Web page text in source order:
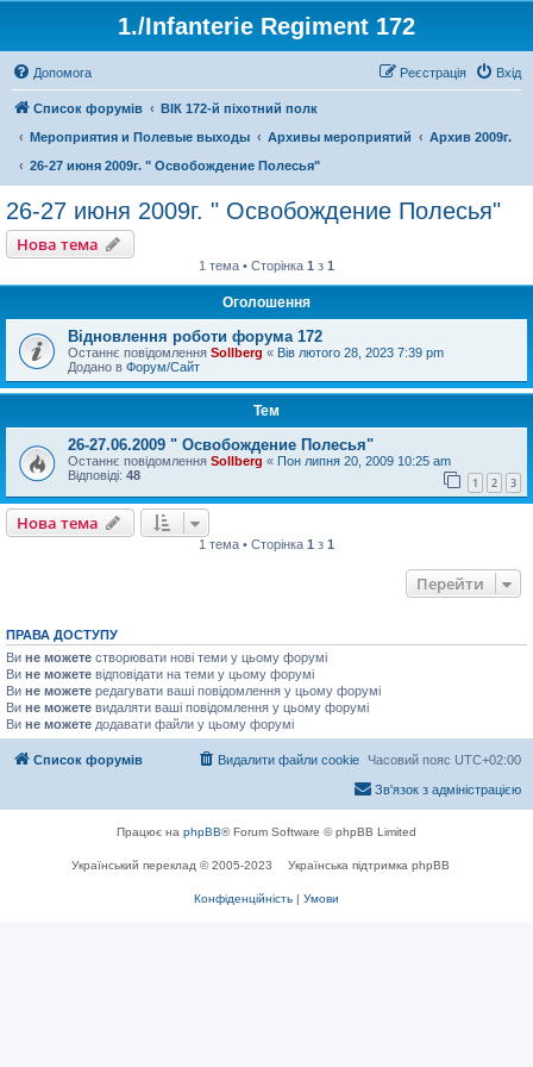
1./Infanterie Regiment 172
Допомога Вхід
Реєстрація
Список форумів
ВІК 172-й піхотний полк
Мероприятия и Полевые выходы
Архивы мероприятий
Архив 2009г.
26-27 июня 2009г. " Освобождение Полесья"
26-27 июня 2009г. " Освобождение Полесья"
Нова тема
1 тема • Сторінка 1 з 1
Оголошення
Відновлення роботи форума 172
Останнє повідомлення Sollberg « Вів лютого 28, 2023 7:39 pm
Додано в Форум/Сайт
Тем
26-27.06.2009 " Освобождение Полесья"
Останнє повідомлення Sollberg « Пон липня 20, 2009 10:25 am
Відповіді: 48 1 2 3
Нова тема
1 тема • Сторінка 1 з 1
Перейти
ПРАВА ДОСТУПУ
Ви не можете створювати нові теми у цьому форумі
Ви не можете відповідати на теми у цьому форумі
Ви не можете редагувати ваші повідомлення у цьому форумі
Ви не можете видаляти ваші повідомлення у цьому форумі
Ви не можете додавати файли у цьому форумі
Список форумів Часовий пояс UTC+02:00
Видалити файли cookie
Зв'язок з адміністрацією
Працює на phpBB® Forum Software © phpBB Limited
Український переклад © 2005-2023 Українська підтримка phpBB
Конфіденційність | Умови